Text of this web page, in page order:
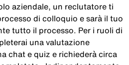
aziendale, un reclutatore ti
di colloquio e sarà il tuo
tutto il processo. Per i ruoli di
una valutazione
chat e quiz e richiederà circa